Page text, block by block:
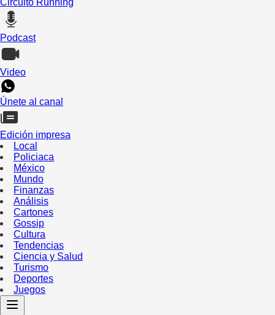
Circuito Running
Podcast
Video
Únete al canal
Edición impresa
Local
Policiaca
México
Mundo
Finanzas
Análisis
Cartones
Gossip
Cultura
Tendencias
Ciencia y Salud
Turismo
Deportes
Juegos